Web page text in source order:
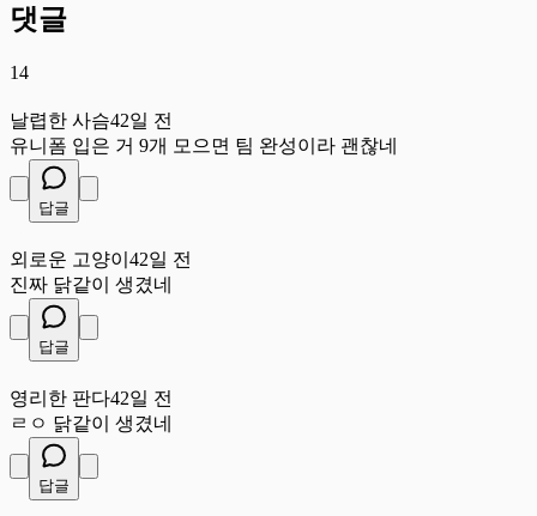
댓글
14
날렵한 사슴42일 전
유니폼 입은 거 9개 모으면 팀 완성이라 괜찮네
답글
외로운 고양이 42일 전
진짜 닭같이 생겼네
답글
영리한 판다42일 전
ㄹㅇ 닭같이 생겼네
답글